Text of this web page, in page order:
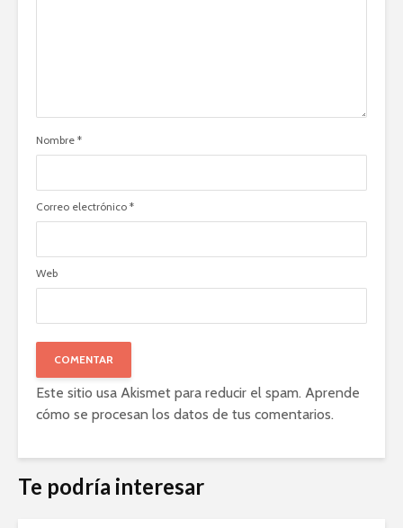
Nombre *
Correo electrónico *
Web
Este sitio usa Akismet para reducir el spam. Aprende
cómo se procesan los datos de tus comentarios.
Te podría interesar